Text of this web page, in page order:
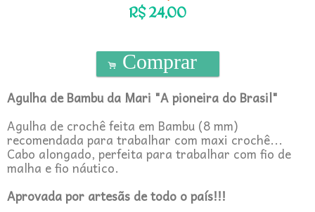
R$24,00
. Comprar
Agulha de Bambu da Mari "A pioneira do Brasil"
Agulha de crochê feita em Bambu (8 mm)
recomendada para trabalhar com maxi crochê...
Cabo alongado, perfeita para trabalhar com fio de
malha e fio náutico.
Aprovada por artesãs de todo o país!!!